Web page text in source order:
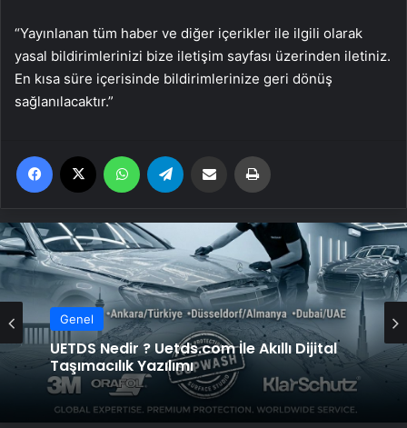
“Yayınlanan tüm haber ve diğer içerikler ile ilgili olarak
yasal bildirimlerinizi bize iletişim sayfası üzerinden iletiniz.
En kısa süre içerisinde bildirimlerinize geri dönüş
sağlanılacaktır.”
Facebook WhatsApp Email'den paylaş
Genel
UETDS Nedir ? Uetds.com İle Akıllı Dijital
Taşımacılık Yazılımı